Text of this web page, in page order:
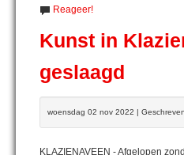
Reageer!
Kunst in
geslaagd
woensdag 02 nov 2022 |
KLAZIENAVEEN - Afgelopen